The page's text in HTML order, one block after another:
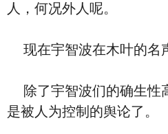
人，何况外人呢。
现在宇智波在木叶的名
除了宇智波们的确生性
是被人为控制的舆论了。